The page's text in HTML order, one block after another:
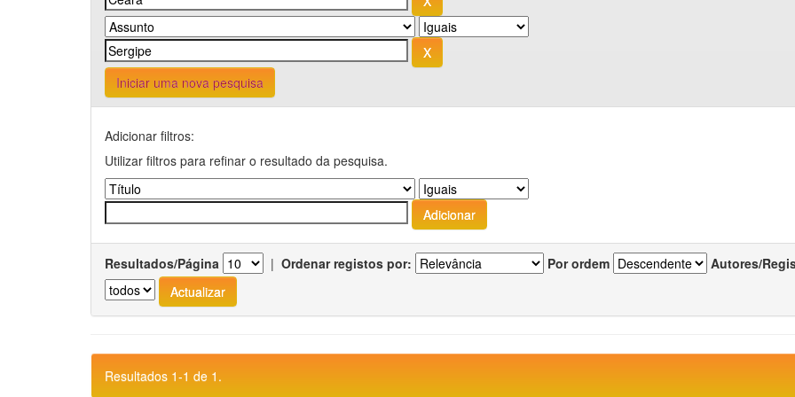
Iniciar uma nova pesquisa
Adicionar filtros:
Utilizar filtros para refinar o resultado da pesquisa.
Resultados/Página | Ordenar registos por: Por ordem Autores/
Resultados 1-1 de 1.